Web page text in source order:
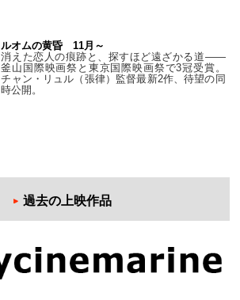
ルオムの黄昏 11月～
消えた恋人の痕跡と、探すほど遠ざかる道——
釜山国際映画祭と東京国際映画祭で3冠受賞。
チャン・リュル（張律）監督最新2作、待望の同
時公開。
過去の上映作品